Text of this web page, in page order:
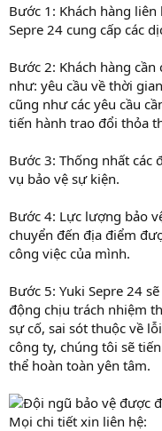
Bước 1: Khách hàng
Sepre 24 cung cấp các
Bước 2: Khách hàng
như: yêu cầu về thời
cũng như các yêu cầu
tiến hành trao đổi thỏa
Bước 3: Thống nhất các
vụ bảo vệ sự kiện.
Bước 4: Lực lượng bảo
chuyển đến địa điểm
công việc của mình.
Bước 5: Yuki Sepre 24
động chịu trách nhiệm
sự cố, sai sót thuộc về
công ty, chúng tôi sẽ
thể hoàn toàn yên tâm.
Đội ngũ bảo vệ được
Mọi chi tiết xin liên hệ: